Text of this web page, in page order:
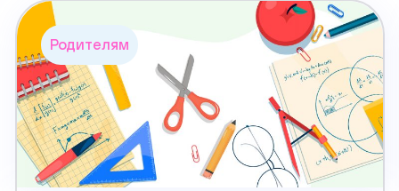
Родителям